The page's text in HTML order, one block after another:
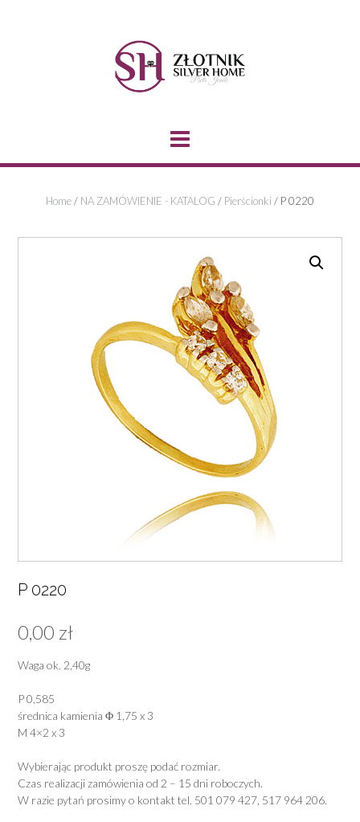
Home/ NA ZAMÓWIENIE - KATALOG / Pierścionki / P 0220
P 0220
0,00 zł
Waga ok. 2,40g
P 0,585
średnica kamienia Φ 1,75 x 3
M 4×2 x 3
Wybierając produkt proszę podać rozmiar.
Czas realizacji zamówienia od 2 – 15 dni roboczych.
W razie pytań prosimy o kontakt tel. 501 079 427, 517 964 206.